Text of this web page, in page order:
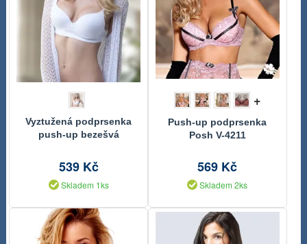
Vyztužená podprsenka
push-up bezešvá
Bamboo
539 Kč
Skladem 1ks
+
Push-up podprsenka
Posh V-4211
569 Kč
Skladem 2ks